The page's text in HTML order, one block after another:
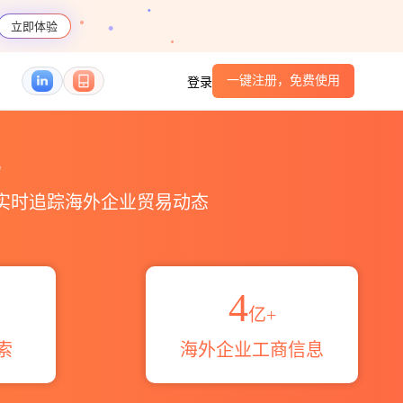
立即体验
登录 一键注册，免费使用
时追踪海外企业贸易动态
4亿+
海外企业工商信息